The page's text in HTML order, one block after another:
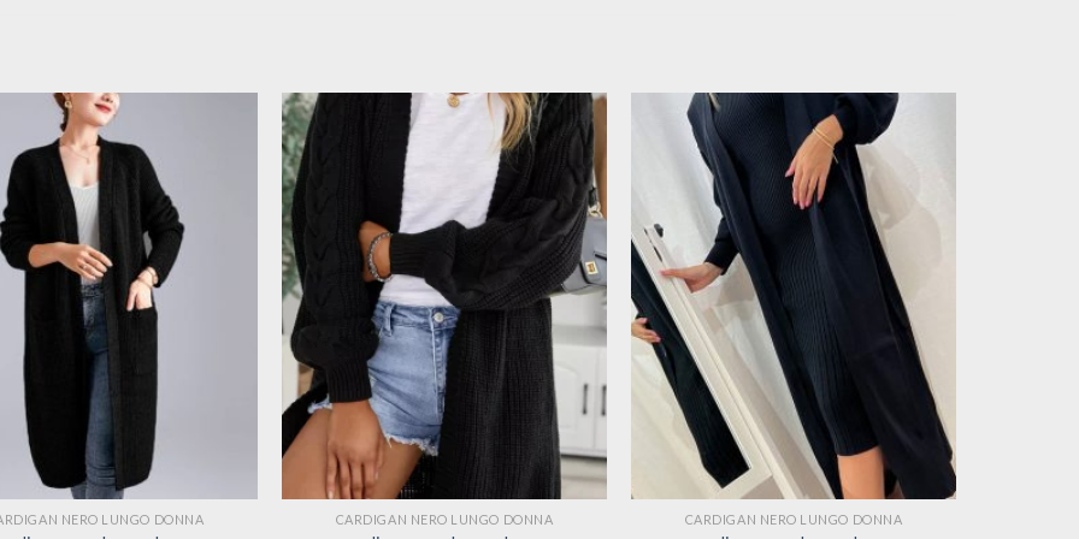
NERO LUNGO DONNA CARDIGAN NERO LUNGO DONNA CARDIGAN NERO LUNGO DONNA